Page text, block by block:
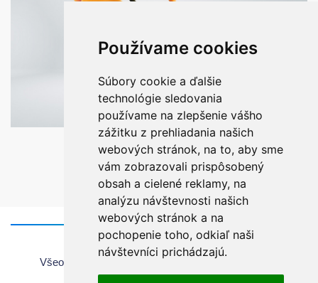
Používame cookies
Súbory cookie a ďalšie
technológie sledovania
používame na zlepšenie vášho
zážitku z prehliadania našich
webových stránok, na to, aby sme
vám zobrazovali prispôsobený
obsah a cielené reklamy, na
analýzu návštevnosti našich
webových stránok a na
pochopenie toho, odkiaľ naši
návštevníci prichádzajú.
KRESLO SK1-01
Domov
Všeobecné informácie o používaní webovej stránky
Všeobecné obchodné podmienky